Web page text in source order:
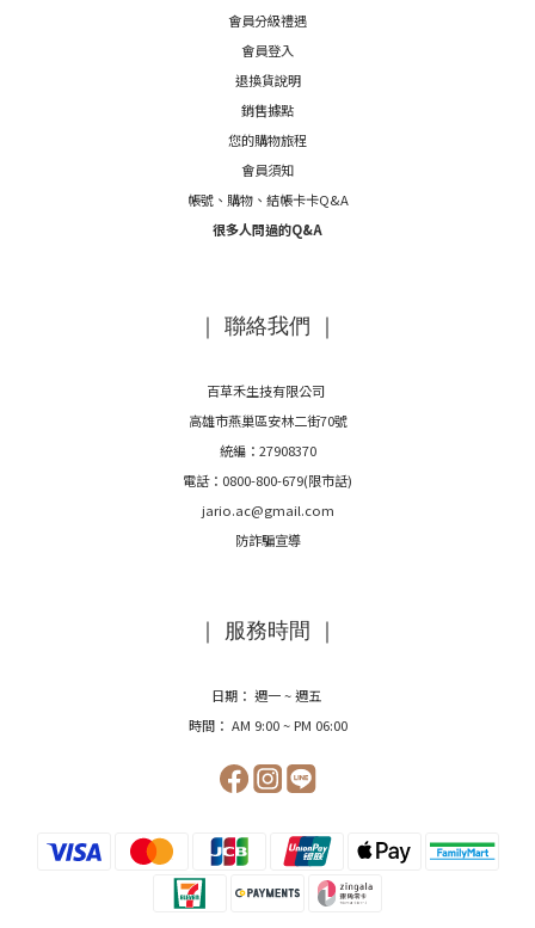
會員分級禮遇
會員登入
退換貨說明
銷售據點
您的購物旅程
會員須知
帳號、購物、結帳卡卡Q&A
很多人問過的Q&A
｜ 聯絡我們 ｜
百草禾生技有限公司
高雄市燕巢區安林二街70號
統編：27908370
電話：0800-800-679(限市話)
jario.ac@gmail.com
防詐騙宣導
｜ 服務時間 ｜
日期： 週一 ~ 週五
時間： AM 9:00 ~ PM 06:00